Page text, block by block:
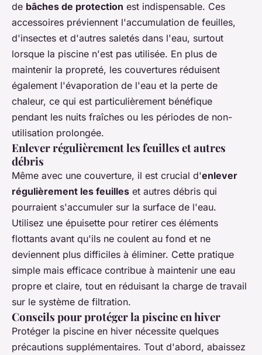
de bâches de protection est indispensable. Ces
accessoires préviennent l'accumulation de feuilles,
d'insectes et d'autres saletés dans l'eau, surtout
lorsque la piscine n'est pas utilisée. En plus de
maintenir la propreté, les couvertures réduisent
également l'évaporation de l'eau et la perte de
chaleur, ce qui est particulièrement bénéfique
pendant les nuits fraîches ou les périodes de non-
utilisation prolongée.
Enlever régulièrement les feuilles et autres
débris
Même avec une couverture, il est crucial d'enlever
régulièrement les feuilles et autres débris qui
pourraient s'accumuler sur la surface de l'eau.
Utilisez une épuisette pour retirer ces éléments
flottants avant qu'ils ne coulent au fond et ne
deviennent plus difficiles à éliminer. Cette pratique
simple mais efficace contribue à maintenir une eau
propre et claire, tout en réduisant la charge de travail
sur le système de filtration.
Conseils pour protéger la piscine en hiver
Protéger la piscine en hiver nécessite quelques
précautions supplémentaires. Tout d'abord, abaissez